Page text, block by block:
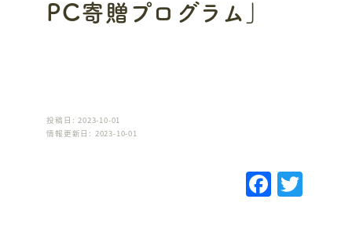
PC寄贈プログラム」
投稿日: 2023-10-01
情報更新日: 2023-10-01
F
a
T